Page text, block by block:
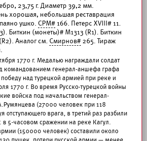
23,75 г. Диаметр 39,2 мм.
хорошая, небольшая реставрация
ушко. СРМ# 166. Петерс XVIII# 11.
Биткин (монеты)# М1313 (R1). Биткин
Аналог см. Смирнов# 265. Тираж
1770 г. Медалью награждали солдат
командованием генерал-аншефа графа
над турецкой армией при реке и
1770 г. Во время Русско-турецкой войны
войска под начальством генерал-
(27000 человек при 118
отступающего врага, в третий раз разбили
в 5-часовом сражении на реке Кагул.
(150000 человек) составили около